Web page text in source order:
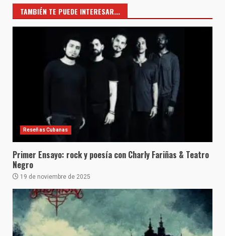
TAMBIÉN TE PUEDE INTERESAR...
Reseñas Cubanas
Primer Ensayo: rock y poesía con Charly Fariñas & Teatro
Negro
19 de noviembre de 2025